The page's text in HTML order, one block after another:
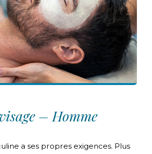
– Homme
a ses propres exigences. Plus